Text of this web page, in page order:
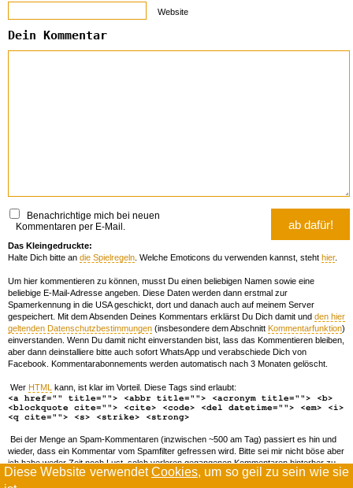
Diese Website verwendetCookies, um so geil zu sein wie sie
Website
Dein Kommentar
Benachrichtige mich bei neuen
Kommentaren per E-Mail.
Das Kleingedruckte:
Halte Dich bitte an die Spielregeln . Welche Emoticons du verwenden kannst, steht hier.
Um hier kommentieren zu können, musst Du einen beliebigen Namen sowie eine
beliebige E-Mail-Adresse angeben. Diese Daten werden dann erstmal zur
Spamerkennung in die USA geschickt, dort und danach auch auf meinem Server
gespeichert. Mit dem Absenden Deines Kommentars erklärst Du Dich damit und den hier
geltenden Datenschutzbestimmungen (insbesondere dem Abschnitt Kommentarfunktion)
einverstanden. Wenn Du damit nicht einverstanden bist, lass das Kommentieren bleiben,
aber dann deinstalliere bitte auch sofort WhatsApp und verabschiede Dich von
Facebook. Kommentarabonnements werden automatisch nach 3 Monaten gelöscht.
Wer HTML kann, ist klar im Vorteil. Diese Tags sind erlaubt:
<a href="" title=""> <abbr title=""> <acronym title=""> <b>
<blockquote cite=""> <cite> <code> <del datetime=""> <em> <i>
<q cite=""> <s> <strike> <strong>
Bei der Menge an Spam-Kommentaren (inzwischen ~500 am Tag) passiert es hin und
wieder, dass ein Kommentar vom Spamfilter gefressen wird. Bitte sei mir nicht böse aber
ich habe weder Zeit noch Lust, solch verloren gegangenen Kommentaren hinterher zu
forschen. Wenn das öfters passiert, schreib' mir 'ne Mail damit ich dich whitelisten kann.